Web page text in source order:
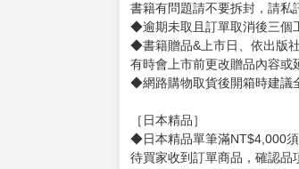
［一般商品］
◆有任何問題請聯繫客服。
用評價溝通者，日後將不再
◆不同月份商品可一起結帳，
◆預購商品皆無現貨，商品圖
◆商品如有缺件、瑕疵，請務